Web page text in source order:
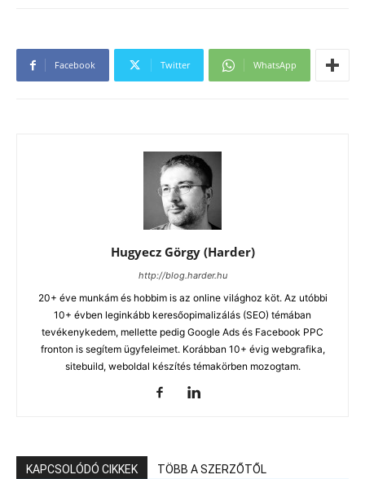
Facebook Twitter WhatsApp
Hugyecz Görgy (Harder)
http://blog.harder.hu
20+ éve munkám és hobbim is az online világhoz köt. Az utóbbi
10+ évben leginkább keresőopimalizálás (SEO) témában
tevékenykedem, mellette pedig Google Ads és Facebook PPC
fronton is segítem ügyfeleimet. Korábban 10+ évig webgrafika,
sitebuild, weboldal készítés témakörben mozogtam.
KAPCSOLÓDÓ CIKKEK TÖBB A SZERZŐTŐL